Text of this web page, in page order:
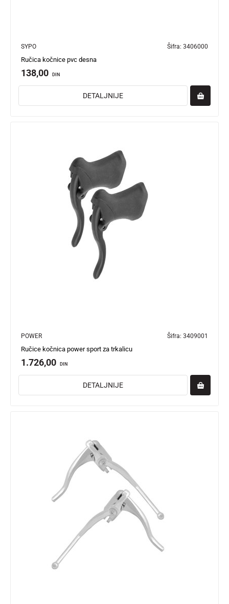
SYPO Šifra: 3406000
Ručica kočnice pvc desna
138,00 DIN
DETALJNIJE
POWER Šifra: 3409001
Ručice kočnica power sport za trkalicu
1.726,00 DIN
DETALJNIJE